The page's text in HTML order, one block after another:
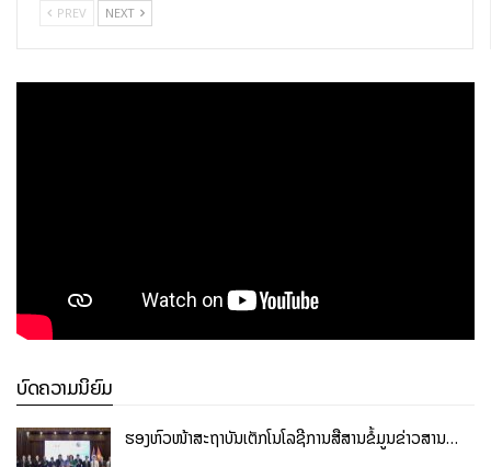
PREV NEXT
ບົດຄວາມນິຍົມ
ຮອງຫົວໜ້າສະຖາບັນເຕັກໂນໂລຊີການສື່ສານຂໍ້ມູນຂ່າວສານ…